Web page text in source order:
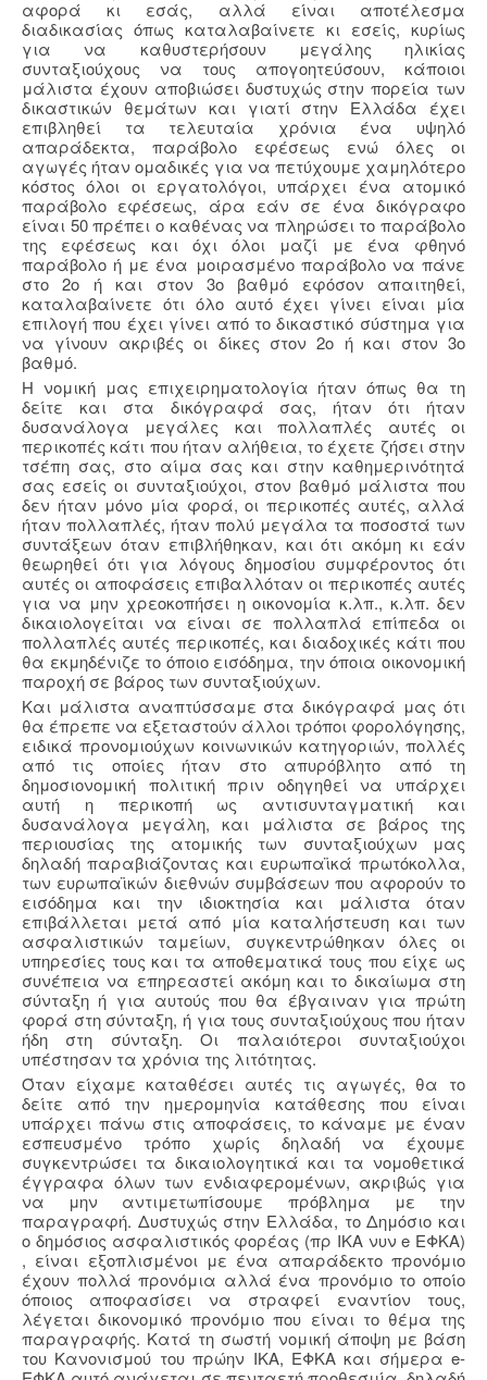
αφορά κι εσάς, αλλά είναι αποτέλεσμα
διαδικασίας όπως καταλαβαίνετε κι εσείς, κυρίως
για να καθυστερήσουν μεγάλης ηλικίας
συνταξιούχους να τους απογοητεύσουν, κάποιοι
μάλιστα έχουν αποβιώσει δυστυχώς στην πορεία των
δικαστικών θεμάτων και γιατί στην Ελλάδα έχει
επιβληθεί τα τελευταία χρόνια ένα υψηλό
απαράδεκτα, παράβολο εφέσεως ενώ όλες οι
αγωγές ήταν ομαδικές για να πετύχουμε χαμηλότερο
κόστος όλοι οι εργατολόγοι, υπάρχει ένα ατομικό
παράβολο εφέσεως, άρα εάν σε ένα δικόγραφο
είναι 50 πρέπει ο καθένας να πληρώσει το παράβολο
της εφέσεως και όχι όλοι μαζί με ένα φθηνό
παράβολο ή με ένα μοιρασμένο παράβολο να πάνε
στο 2ο ή και στον 3ο βαθμό εφόσον απαιτηθεί,
καταλαβαίνετε ότι όλο αυτό έχει γίνει είναι μία
επιλογή που έχει γίνει από το δικαστικό σύστημα για
να γίνουν ακριβές οι δίκες στον 2ο ή και στον 3ο
βαθμό.
Η νομική μας επιχειρηματολογία ήταν όπως θα τη
δείτε και στα δικόγραφά σας, ήταν ότι ήταν
δυσανάλογα μεγάλες και πολλαπλές αυτές οι
περικοπές κάτι που ήταν αλήθεια, το έχετε ζήσει στην
τσέπη σας, στο αίμα σας και στην καθημερινότητά
σας εσείς οι συνταξιούχοι, στον βαθμό μάλιστα που
δεν ήταν μόνο μία φορά, οι περικοπές αυτές, αλλά
ήταν πολλαπλές, ήταν πολύ μεγάλα τα ποσοστά των
συντάξεων όταν επιβλήθηκαν, και ότι ακόμη κι εάν
θεωρηθεί ότι για λόγους δημοσίου συμφέροντος ότι
αυτές οι αποφάσεις επιβαλλόταν οι περικοπές αυτές
για να μην χρεοκοπήσει η οικονομία κ.λπ., κ.λπ. δεν
δικαιολογείται να είναι σε πολλαπλά επίπεδα οι
πολλαπλές αυτές περικοπές, και διαδοχικές κάτι που
θα εκμηδένιζε το όποιο εισόδημα, την όποια οικονομική
παροχή σε βάρος των συνταξιούχων.
Και μάλιστα αναπτύσσαμε στα δικόγραφά μας ότι
θα έπρεπε να εξεταστούν άλλοι τρόποι φορολόγησης,
ειδικά προνομιούχων κοινωνικών κατηγοριών, πολλές
από τις οποίες ήταν στο απυρόβλητο από τη
δημοσιονομική πολιτική πριν οδηγηθεί να υπάρχει
αυτή η περικοπή ως αντισυνταγματική και
δυσανάλογα μεγάλη, και μάλιστα σε βάρος της
περιουσίας της ατομικής των συνταξιούχων μας
δηλαδή παραβιάζοντας και ευρωπαϊκά πρωτόκολλα,
των ευρωπαϊκών διεθνών συμβάσεων που αφορούν το
εισόδημα και την ιδιοκτησία και μάλιστα όταν
επιβάλλεται μετά από μία καταλήστευση και των
ασφαλιστικών ταμείων, συγκεντρώθηκαν όλες οι
υπηρεσίες τους και τα αποθεματικά τους που είχε ως
συνέπεια να επηρεαστεί ακόμη και το δικαίωμα στη
σύνταξη ή για αυτούς που θα έβγαιναν για πρώτη
φορά στη σύνταξη, ή για τους συνταξιούχους που ήταν
ήδη στη σύνταξη. Οι παλαιότεροι συνταξιούχοι
υπέστησαν τα χρόνια της λιτότητας.
Όταν είχαμε καταθέσει αυτές τις αγωγές, θα το
δείτε από την ημερομηνία κατάθεσης που είναι
υπάρχει πάνω στις αποφάσεις, το κάναμε με έναν
εσπευσμένο τρόπο χωρίς δηλαδή να έχουμε
συγκεντρώσει τα δικαιολογητικά και τα νομοθετικά
έγγραφα όλων των ενδιαφερομένων, ακριβώς για
να μην αντιμετωπίσουμε πρόβλημα με την
παραγραφή. Δυστυχώς στην Ελλάδα, το Δημόσιο και
ο δημόσιος ασφαλιστικός φορέας (πρ ΙΚΑ νυν e ΕΦΚΑ)
, είναι εξοπλισμένοι με ένα απαράδεκτο προνόμιο
έχουν πολλά προνόμια αλλά ένα προνόμιο το οποίο
όποιος αποφασίσει να στραφεί εναντίον τους,
λέγεται δικονομικό προνόμιο που είναι το θέμα της
παραγραφής. Κατά τη σωστή νομική άποψη με βάση
του Κανονισμού του πρώην ΙΚΑ, ΕΦΚΑ και σήμερα e-